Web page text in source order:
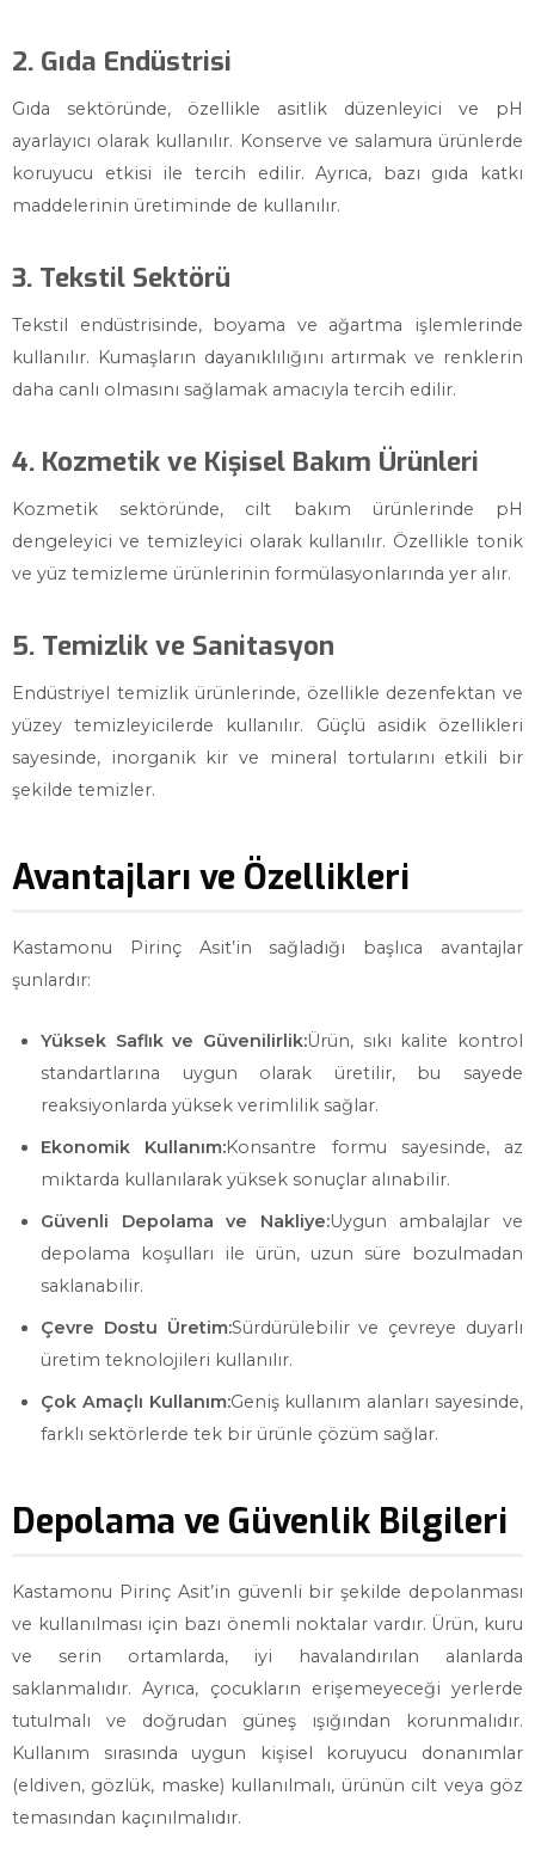
2. Gıda Endüstrisi
Gıda sektöründe, özellikle asitlik düzenleyici ve pH
ayarlayıcı olarak kullanılır. Konserve ve salamura ürünlerde
koruyucu etkisi ile tercih edilir. Ayrıca, bazı gıda katkı
maddelerinin üretiminde de kullanılır.
3. Tekstil Sektörü
Tekstil endüstrisinde, boyama ve ağartma işlemlerinde
kullanılır. Kumaşların dayanıklılığını artırmak ve renklerin
daha canlı olmasını sağlamak amacıyla tercih edilir.
4. Kozmetik ve Kişisel Bakım Ürünleri
Kozmetik sektöründe, cilt bakım ürünlerinde pH
dengeleyici ve temizleyici olarak kullanılır. Özellikle tonik
ve yüz temizleme ürünlerinin formülasyonlarında yer alır.
5. Temizlik ve Sanitasyon
Endüstriyel temizlik ürünlerinde, özellikle dezenfektan ve
yüzey temizleyicilerde kullanılır. Güçlü asidik özellikleri
sayesinde, inorganik kir ve mineral tortularını etkili bir
şekilde temizler.
Avantajları ve Özellikleri
Kastamonu Pirinç Asit’in sağladığı başlıca avantajlar
şunlardır:
Yüksek Saflık ve Güvenilirlik:Ürün, sıkı kalite kontrol
standartlarına uygun olarak üretilir, bu sayede
reaksiyonlarda yüksek verimlilik sağlar.
Ekonomik Kullanım:Konsantre formu sayesinde, az
miktarda kullanılarak yüksek sonuçlar alınabilir.
Güvenli Depolama ve Nakliye:Uygun ambalajlar ve
depolama koşulları ile ürün, uzun süre bozulmadan
saklanabilir.
Çevre Dostu Üretim:Sürdürülebilir ve çevreye duyarlı
üretim teknolojileri kullanılır.
Çok Amaçlı Kullanım:Geniş kullanım alanları sayesinde,
farklı sektörlerde tek bir ürünle çözüm sağlar.
Depolama ve Güvenlik Bilgileri
Kastamonu Pirinç Asit’in güvenli bir şekilde depolanması
ve kullanılması için bazı önemli noktalar vardır. Ürün, kuru
ve serin ortamlarda, iyi havalandırılan alanlarda
saklanmalıdır. Ayrıca, çocukların erişemeyeceği yerlerde
tutulmalı ve doğrudan güneş ışığından korunmalıdır.
Kullanım sırasında uygun kişisel koruyucu donanımlar
(eldiven, gözlük, maske) kullanılmalı, ürünün cilt veya göz
temasından kaçınılmalıdır.